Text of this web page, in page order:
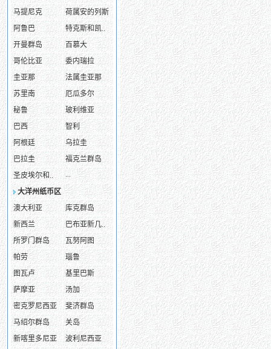
马提尼克
荷属安的列斯
阿鲁巴
特克斯和凯..
开曼群岛
百慕大
哥伦比亚
委内瑞拉
圭亚那
法属圭亚那
苏里南
厄瓜多尔
秘鲁
玻利维亚
巴西
智利
阿根廷
乌拉圭
巴拉圭
福克兰群岛
圣皮埃尔和..
...
大洋州纸币区
澳大利亚
库克群岛
新西兰
巴布亚新几..
所罗门群岛
瓦努阿图
帕劳
瑙鲁
图瓦卢
基里巴斯
萨摩亚
汤加
密克罗尼西亚
斐济群岛
马绍尔群岛
关岛
新喀里多尼亚
波利尼西亚